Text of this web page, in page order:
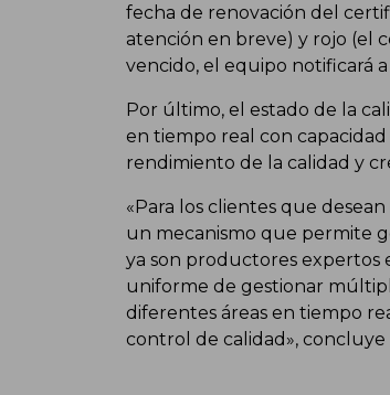
fecha de renovación del
atención en breve) y rojo (el
vencido, el equipo notificará
Por último, el estado de la
en tiempo real con
rendimiento de la calidad y
«Para los clientes que
un mecanismo que permite
ya son productores expertos
uniforme de gestionar
diferentes áreas en tiempo
control de calidad», concluye